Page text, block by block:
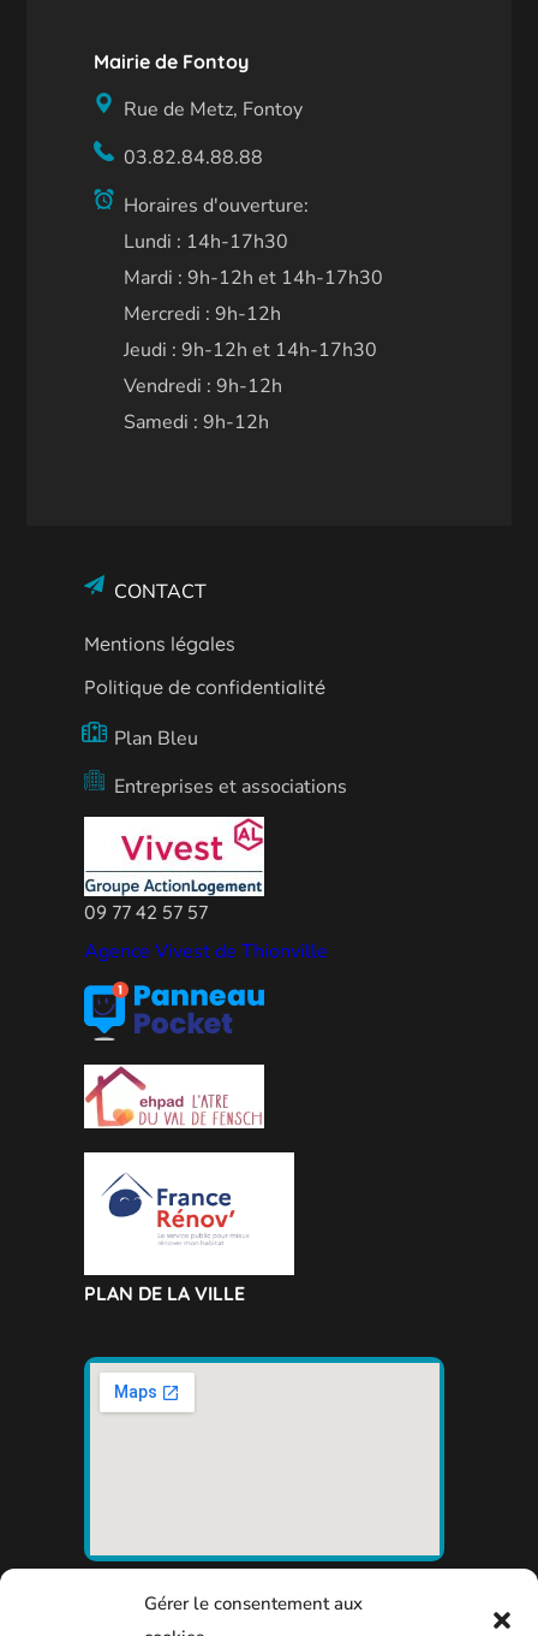
Gérer le consentement aux
Mairie de Fontoy
Rue de Metz, Fontoy
03.82.84.88.88
Horaires d'ouverture:
Lundi : 14h-17h30
Mardi : 9h-12h et 14h-17h30
Mercredi : 9h-12h
Jeudi : 9h-12h et 14h-17h30
Vendredi : 9h-12h
Samedi : 9h-12h
CONTACT
Mentions légales
Politique de confidentialité
Plan Bleu
Entreprises et associations
09 77 42 57 57
Agence Vivest de Thionville
PLAN DE LA VILLE